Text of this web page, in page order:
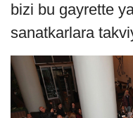
bizi bu gayrette
sanatkarlara